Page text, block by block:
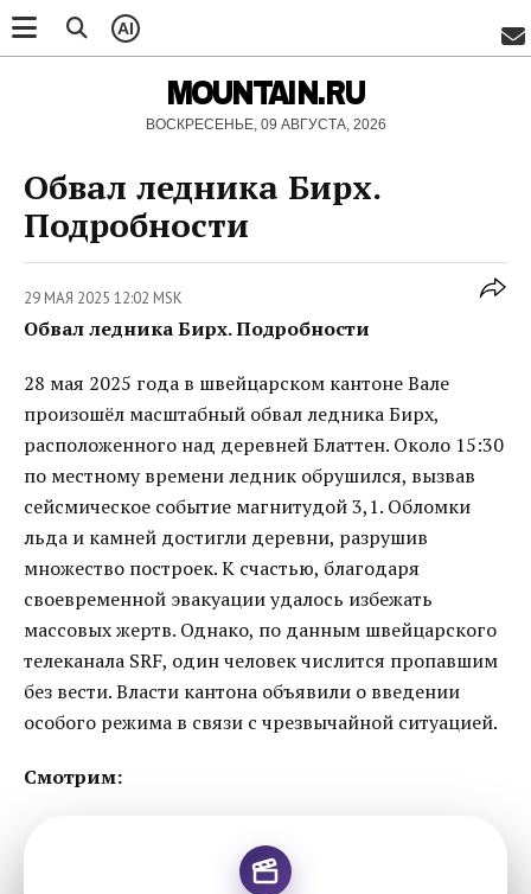
AI
MOUNTAIN.RU
ВОСКРЕСЕНЬЕ, 09 АВГУСТА, 2026
Обвал ледника Бирх.
Подробности
29 МАЯ 2025 12:02 MSK
Обвал ледника Бирх. Подробности
28 мая 2025 года в швейцарском кантоне Вале
произошёл масштабный обвал ледника Бирх,
расположенного над деревней Блаттен. Около 15:30
по местному времени ледник обрушился, вызвав
сейсмическое событие магнитудой 3,1. Обломки
льда и камней достигли деревни, разрушив
множество построек. К счастью, благодаря
своевременной эвакуации удалось избежать
массовых жертв. Однако, по данным швейцарского
телеканала SRF, один человек числится пропавшим
без вести. Власти кантона объявили о введении
особого режима в связи с чрезвычайной ситуацией.
Смотрим: